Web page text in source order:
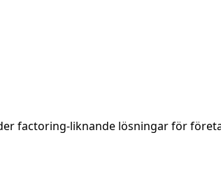
factoring-liknande lösningar för